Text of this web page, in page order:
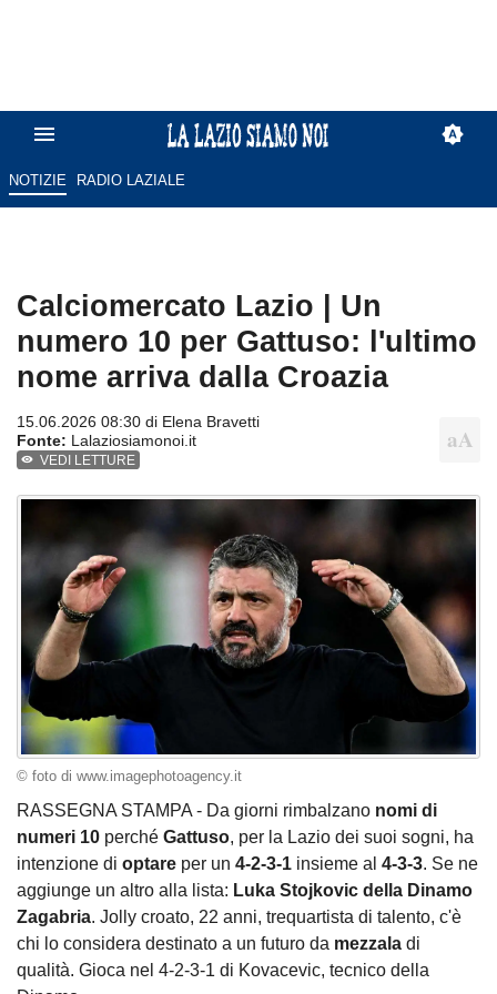
NOTIZIE RADIO LAZIALE
Calciomercato Lazio | Un
numero 10 per Gattuso: l'ultimo
nome arriva dalla Croazia
15.06.2026 08:30 di Elena Bravetti
Fonte: Lalaziosiamonoi.it
VEDI LETTURE
© foto di www.imagephotoagency.it
RASSEGNA STAMPA - Da giorni rimbalzano nomi di
numeri 10 perché Gattuso, per la Lazio dei suoi sogni, ha
intenzione di optare per un 4-2-3-1 insieme al 4-3-3. Se ne
aggiunge un altro alla lista: Luka Stojkovic della Dinamo
Zagabria. Jolly croato, 22 anni, trequartista di talento, c'è
chi lo considera destinato a un futuro da mezzala di
qualità. Gioca nel 4-2-3-1 di Kovacevic, tecnico della